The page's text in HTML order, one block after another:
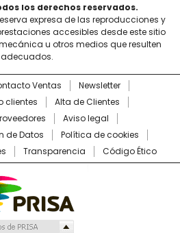
los derechos reservados.
expresa de las reproducciones y
accesibles desde este sitio
u otros medios que resulten
adecuados.
Ventas
Newsletter
clientes
Alta de Clientes
Aviso legal
de Datos
Política de cookies
Transparencia Código Ético